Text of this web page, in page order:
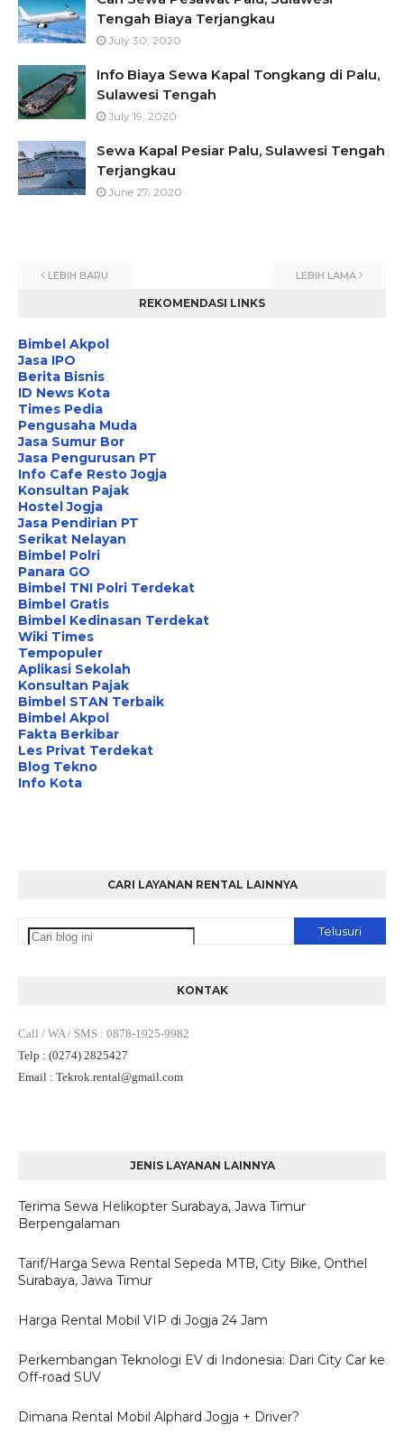
Tengah Biaya Terjangkau
July 30, 2020
Info Biaya Sewa Kapal Tongkang di Palu,
Sulawesi Tengah
July 19, 2020
Sewa Kapal Pesiar Palu, Sulawesi Tengah
Terjangkau
June 27, 2020
LEBIH BARU LEBIH LAMA
REKOMENDASI LINKS
Bimbel Akpol
Jasa IPO
Berita Bisnis
ID News Kota
Times Pedia
Pengusaha Muda
Jasa Sumur Bor
Jasa Pengurusan PT
Info Cafe Resto Jogja
Konsultan Pajak
Hostel Jogja
Jasa Pendirian PT
Serikat Nelayan
Bimbel Polri
Panara GO
Bimbel TNI Polri Terdekat
Bimbel Gratis
Bimbel Kedinasan Terdekat
Wiki Times
Tempopuler
Aplikasi Sekolah
Konsultan Pajak
Bimbel STAN Terbaik
Bimbel Akpol
Fakta Berkibar
Les Privat Terdekat
Blog Tekno
Info Kota
CARI LAYANAN RENTAL LAINNYA
KONTAK
Call / WA / SMS : 0878-1925-9982
Telp : (0274) 2825427
Email : Tekrok.rental@gmail.com
JENIS LAYANAN LAINNYA
Terima Sewa Helikopter Surabaya, Jawa Timur
Berpengalaman
Tarif/Harga Sewa Rental Sepeda MTB, City Bike, Onthel
Surabaya, Jawa Timur
Harga Rental Mobil VIP di Jogja 24 Jam
Perkembangan Teknologi EV di Indonesia: Dari City Car ke
Off-road SUV
Dimana Rental Mobil Alphard Jogja + Driver?